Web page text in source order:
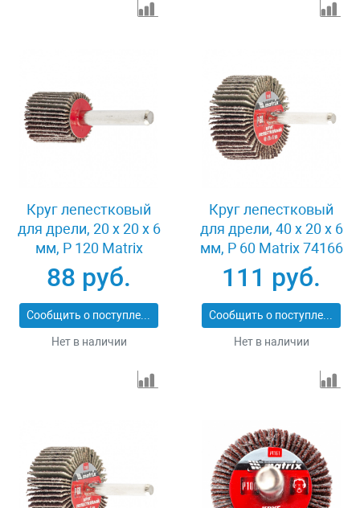
Круг лепестковый
для дрели, 20 х 20 х 6
мм, P 120 Matrix
74104
88 руб.
Сообщить о поступлении
Нет в наличии
Круг лепестковый
для дрели, 40 х 20 х 6
мм, P 60 Matrix 74166
111 руб.
Сообщить о поступлении
Нет в наличии